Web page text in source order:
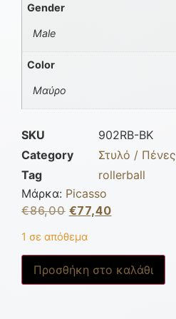
Gender
Male
Color
Μαύρο
SKU
902RB-BK
Category
Στυλό / Πένες
Tag
rollerball
Μάρκα: Picasso
€86,00 €77,40
1 σε απόθεμα
Προσθήκη στο καλάθι